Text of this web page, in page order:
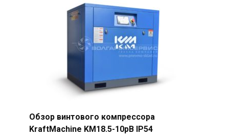
Обзор винтового компрессора
KraftMachine KM18.5-10рВ IP54